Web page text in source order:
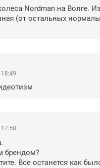
Nordman на Волге.
(от остальных
брендом?
Все останется как